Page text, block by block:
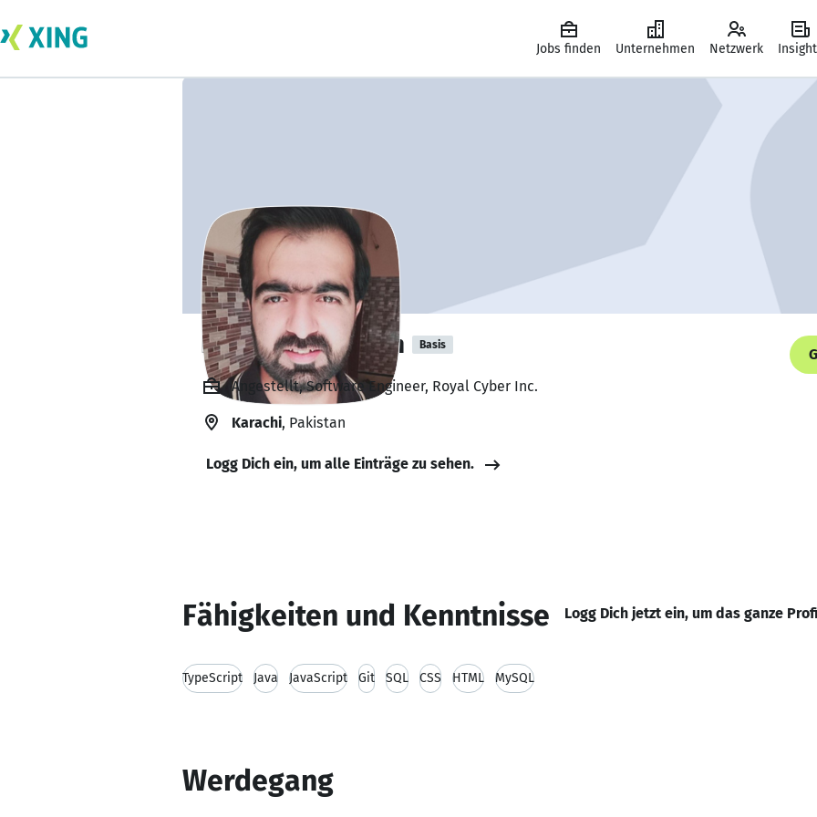
Jobs finden Unternehmen Netzwerk
Ihsanullah Shaikh Basis
Angestellt, Software Engineer, Royal Cyber Inc.
Karachi, Pakistan
Logg Dich ein, um alle Einträge zu sehen.
Fähigkeiten und Kenntnisse Logg Dich jetzt ein, um das ganze
TypeScript Java JavaScript Git SQL CSS HTML MySQL
Werdegang